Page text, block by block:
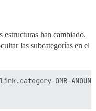
estructuras han cambiado.
las subcategorías en el
OMR-